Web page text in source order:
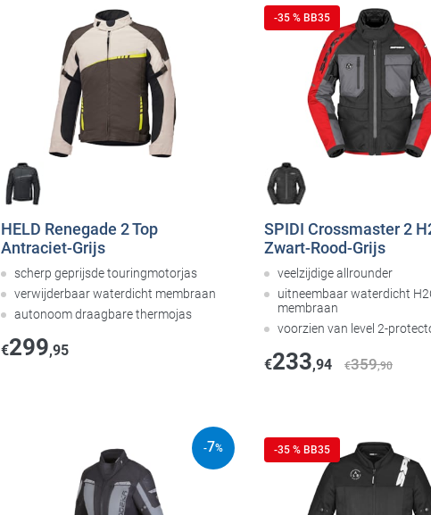
HELD Renegade 2 Top
Antraciet-Grijs
scherp geprijsde touringmotorjas
verwijderbaar waterdicht membraan
autonoom draagbare thermojas
€299,95
-35 % BB35
SPIDI Crossmaster 2
Zwart-Rood-Grijs
veelzijdige allrounder
uitneembaar waterdicht
membraan
voorzien van level 2-
€233,94 €359,90
-7% -35 % BB35